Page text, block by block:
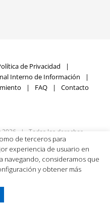
de Privacidad
Interno de Información
FAQ Contacto
2026 | Todos los derechos
por Rumpelstinski
LinkedInYouTube
de terceros para
experiencia de usuario en
navegando, consideramos que
y obtener más